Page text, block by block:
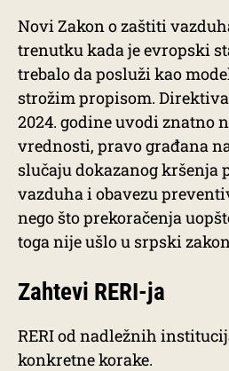
Novi Zakon o zaštiti
trenutku kada je evropski
trebalo da posluži kao
strožim propisom.
2024. godine uvodi znatno
vrednosti, pravo građana
slučaju dokazanog kršenja
vazduha i obavezu
nego što prekoračenja
toga nije ušlo u srpski
Zahtevi RERI-ja
RERI od nadležnih
konkretne korake.